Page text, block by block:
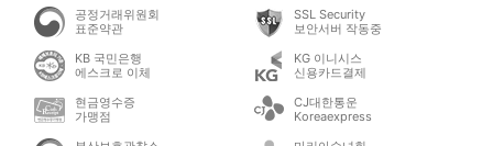
공정거래위원회
표준약관
SSL Security
보안서버 작동중
KB 국민은행
에스크로 이체
KG 이니시스
신용카드결제
현금영수증
가맹점
CJ대한통운
Koreaexpress